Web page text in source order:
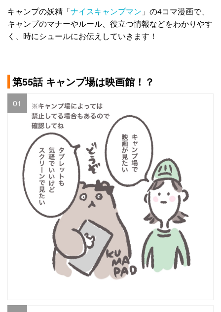
キャンプの妖精「ナイスキャンプマン 」の4コマ漫画で、
キャンプのマナーやルール、役立つ情報などをわかりやす
く、時にシュールにお伝えしていきます！
第55話 キャンプ場は映画館！？